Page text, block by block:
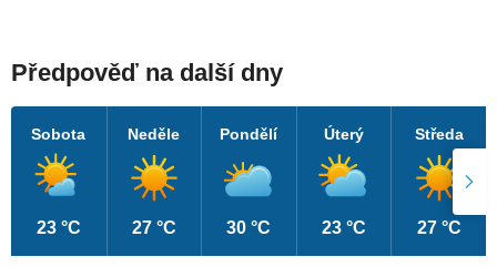
Předpověď na další dny
Sobota
23 °C
Neděle
27 °C
Pondělí
30 °C
Úterý
23 °C
Středa
27 °C